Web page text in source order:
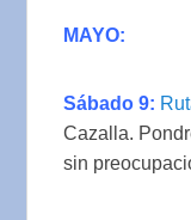
MAYO:
Sábado 9:
Cazalla.
sin